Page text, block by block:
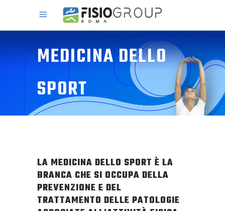
MEDICINA DELLO
SPORT
LA MEDICINA DELLO SPORT È LA
BRANCA CHE SI OCCUPA DELLA
PREVENZIONE E DEL
TRATTAMENTO DELLE PATOLOGIE